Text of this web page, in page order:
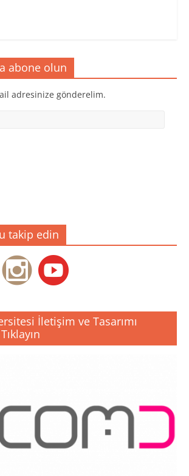
abone olun
adresinize gönderelim.
takip edin
İletişim ve Tasarımı